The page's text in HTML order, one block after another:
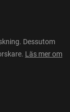
Dessutom
Läs mer om